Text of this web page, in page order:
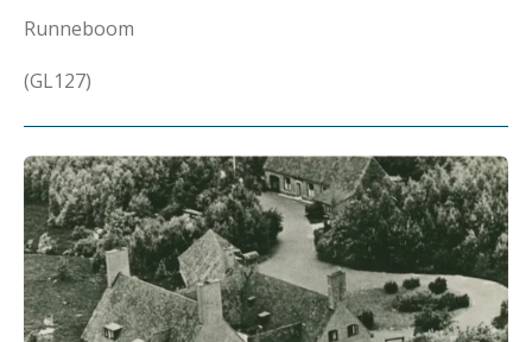
Runneboom
(GL127)